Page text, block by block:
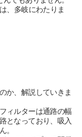
、多岐にわたりま
か、解説していきま
ィルターは通路の幅
となっており、吸入
。